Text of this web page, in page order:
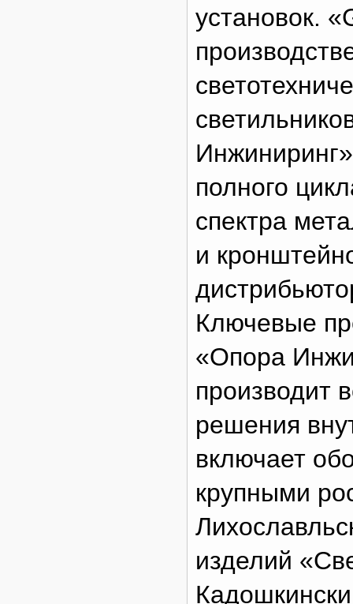
установок.
полного
спектра
и
Ключевые
«Опора
производит
решения
включает
крупными
изделий